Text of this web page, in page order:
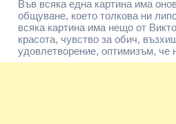
Във всяка една картина има
общуване, което толкова ни
всяка картина има нещо от
красота, чувство за обич,
удовлетворение, оптимизъм, че